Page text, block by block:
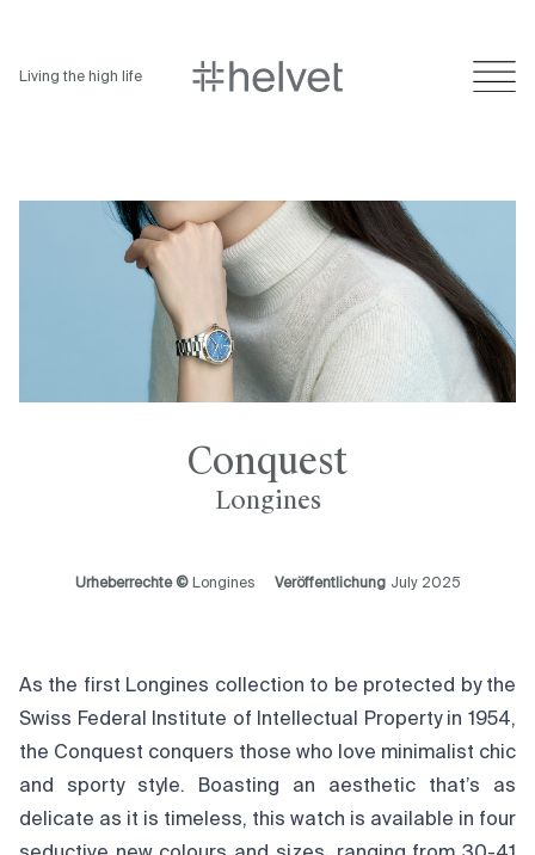
Living the high life
Conquest
Longines
Urheberrechte © Longines Veröffentlichung July 2025
As the first Longines collection to be protected by the
Swiss Federal Institute of Intellectual Property in 1954,
the Conquest conquers those who love minimalist chic
and sporty style. Boasting an aesthetic that’s as
delicate as it is timeless, this watch is available in four